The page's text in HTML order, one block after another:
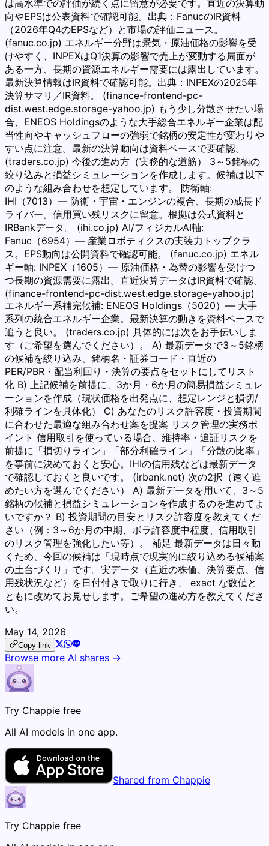
は高水準での評価が続く点に留意が必要です。直近の決算動
向やEPSは公表資料で確認可能。出典：FanucのIR資料
（2026年Q4のEPSなど）と市場の評価ニュース。
(fanuc.co.jp) エネルギー分野は景気・原油価格の影響を受
けやすく、INPEXはQ1決算の影響で売上が変動する局面が
ある一方、長期の資源エネルギー需要には露出しています。
最新決算情報はIR資料で確認可能。出典：INPEXの2025年
決算サマリ／IR資料。 (finance-frontend-pc-
dist.west.edge.storage-yahoo.jp) もう少し分散させたい場
合、ENEOS Holdingsのような大手総合エネルギー企業は配
当性向やキャッシュフローの強弱で銘柄の安定性が変わりや
すい点に注意。最新の決算動向は資料ベースで要確認。
(traders.co.jp) 今後の進め方（実務的な道筋） 3～5銘柄の
絞り込みと損益シミュレーションを作成します。候補は以下
のような組み合わせを想定しています。 防衛軸:
IHI（7013）— 防衛・宇宙・エンジンの複合、長期の成長ド
ライバー。信用買い残リスクに留意。根拠は公式資料と
IRBankデータ。 (ihi.co.jp) AI/フィジカルAI軸:
Fanuc（6954）— 産業ロボティクスの実装力トップクラ
ス。EPS動向は公開資料で確認可能。 (fanuc.co.jp) エネル
ギー軸: INPEX（1605）— 原油価格・為替の影響を受けつ
つ長期の資源需要に露出。直近決算データはIR資料で確認。
(finance-frontend-pc-dist.west.edge.storage-yahoo.jp)
エネルギー系補完候補: ENEOS Holdings（5020）— 大手
系列の統合エネルギー企業。最新決算の動きを資料ベースで
追うと良い。 (traders.co.jp) 具体的には次をお手伝いしま
す（ご希望を選んでください）。 A) 最新データで3～5銘柄
の候補を絞り込み、銘柄名・証券コード・直近の
PER/PBR・配当利回り・決算の要点をセットにしてリスト
化 B) 上記候補を前提に、3か月・6か月の簡易損益シミュレ
ーションを作成（現状価格を出発点に、想定レンジと損切/
利確ラインを具体化） C) あなたのリスク許容度・投資期間
に合わせた最適な組み合わせ案を提案 リスク管理の実務ポ
イント 信用取引を使っている場合、維持率・追証リスクを
前提に「損切りライン」「部分利確ライン」「分散の比率」
を事前に決めておくと安心。IHIの信用残などは最新データ
で確認しておくと良いです。 (irbank.net) 次の2択（速く進
めたい方を選んでください） A) 最新データを用いて、3～5
銘柄の候補と損益シミュレーションを作成するのを進めてよ
いですか？ B) 投資期間の目安とリスク許容度を教えてくだ
さい（例：3～6か月の中期、ボラ許容度中程度、信用取引
のリスク管理を強化したい等）。 補足 最新データは日々動
くため、今回の候補は「現時点で現実的に絞り込める候補案
の土台づくり」です。実データ（直近の株価、決算要点、信
用残状況など）を日付付きで取りに行き、 exact な数値と
ともに改めてお見せします。ご希望の進め方を教えてくださ
い。
May 14, 2026
Copy link
Browse more AI shares →
Try Chappie free
All AI models in one app.
Shared from Chappie
Try Chappie free